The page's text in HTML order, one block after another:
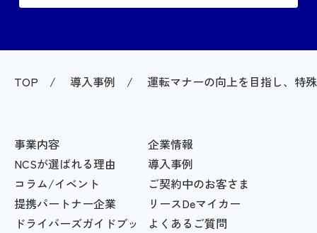
TOP 導入事例 運転マナーの向上を目指し、特
事業内容
企業情報
NCSが選ばれる理由
導入事例
コラム/イベント
ご契約中のお客さま
提携パートナー企業
リースDeマイカー
ドライバーズガイドブッ
よくあるご質問